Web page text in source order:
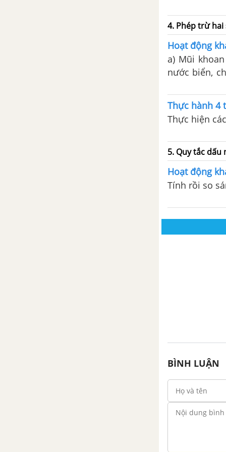
4. Phép trừ hai
Hoạt động
a) Mũi
nước biển,
độ cao nào
Thực hành 4
Thực hiện
5. Quy tắc dấu
Hoạt động
Tính rồi so
BÌNH LUẬN